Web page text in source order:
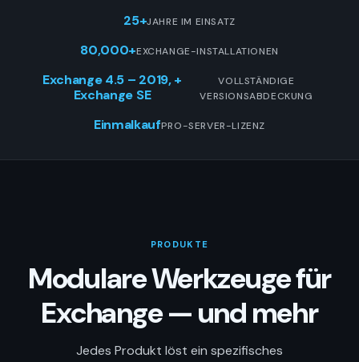
25+JAHRE IM EINSATZ
80,000+EXCHANGE-INSTALLATIONEN
Exchange 4.5 – 2019, +
Exchange SE
VOLLSTÄNDIGE
VERSIONSABDECKUNG
EinmalkaufPRO-SERVER-LIZENZ
PRODUKTE
Modulare Werkzeuge für
Exchange — und mehr
Jedes Produkt löst ein spezifisches